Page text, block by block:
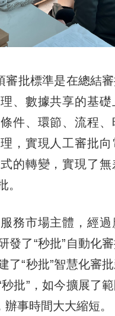
批標準是在總結審
、數據共享的基礎
件、環節、流程
，實現人工審批向
的轉變，實現了無
。
市場主體，經過
發了“秒批”自動化
了“秒批”智慧化審
批”，如今擴展了
辦事時間大大縮短。